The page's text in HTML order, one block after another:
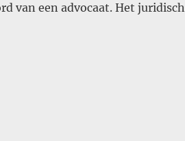
van een advocaat. Het juridisch